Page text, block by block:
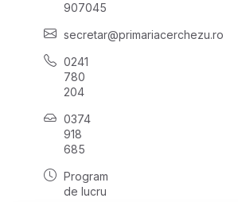
907045
secretar@primariacerchezu.ro
0241
780
204
0374
918
685
Program
de lucru